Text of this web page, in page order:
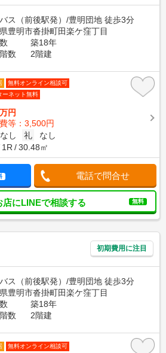
ス（前後駅発）/豊明団地 徒歩3分
豊明市沓掛町田楽ケ窪丁目
築18年
数
2階建
無料オンライン相談可
ーネット無料
万円
等：3,500円
なし 礼
なし
1R 30.48㎡
電話で問合せ
店にLINEで相談する 無料
初期費用に注目
ス（前後駅発）/豊明団地 徒歩3分
豊明市沓掛町田楽ケ窪丁目
築18年
数
2階建
無料オンライン相談可